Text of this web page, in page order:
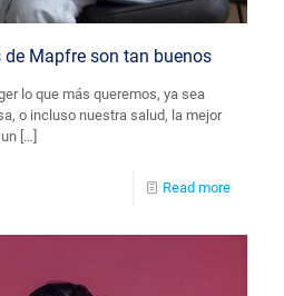
de Mapfre son tan buenos
lo que más queremos, ya sea
o incluso nuestra salud, la mejor
[…]
Read more